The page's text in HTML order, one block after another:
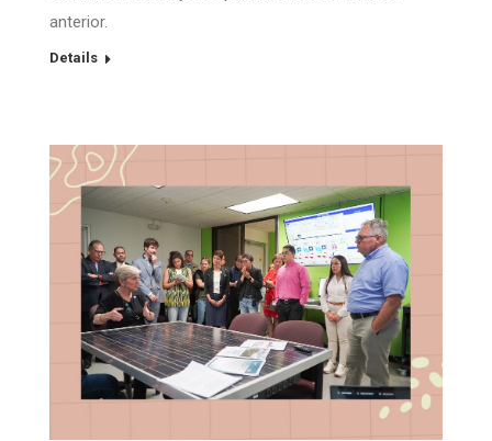
anterior.
Details